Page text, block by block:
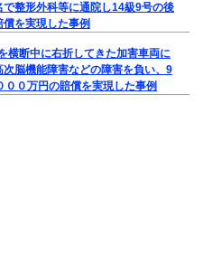
整形外科等に通院し14級9号の後
を実現した事例
横断中に右折してきた加害車両に
脳機能障害などの障害を負い、9
０万円の賠償を実現した事例